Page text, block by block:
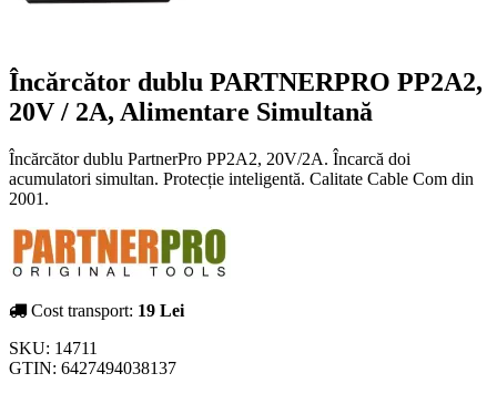
Încărcător dublu PARTNERPRO PP2A2,
20V / 2A, Alimentare Simultană
Încărcător dublu PartnerPro PP2A2, 20V/2A. Încarcă doi
acumulatori simultan. Protecție inteligentă. Calitate Cable Com din
2001.
Cost transport: 19 Lei
SKU: 14711
GTIN: 6427494038137